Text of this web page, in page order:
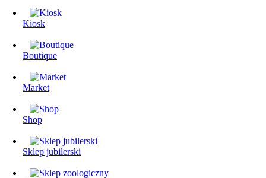
Kiosk
Boutique
Market
Shop
Sklep jubilerski